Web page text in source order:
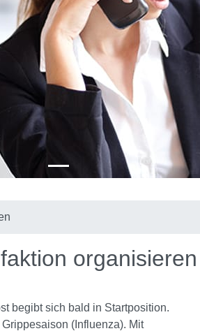
organisieren
begibt sich bald in Startposition.
(Influenza). Mit